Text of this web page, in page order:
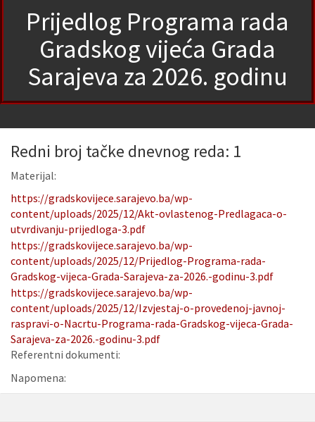
Prijedlog Programa rada
Gradskog vijeća Grada
Sarajeva za 2026. godinu
Redni broj tačke dnevnog reda: 1
Materijal:
https://gradskovijece.sarajevo.ba/wp-
content/uploads/2025/12/Akt-ovlastenog-Predlagaca-o-
utvrdivanju-prijedloga-3.pdf
https://gradskovijece.sarajevo.ba/wp-
content/uploads/2025/12/Prijedlog-Programa-rada-
Gradskog-vijeca-Grada-Sarajeva-za-2026.-godinu-3.pdf
https://gradskovijece.sarajevo.ba/wp-
content/uploads/2025/12/Izvjestaj-o-provedenoj-javnoj-
raspravi-o-Nacrtu-Programa-rada-Gradskog-vijeca-Grada-
Sarajeva-za-2026.-godinu-3.pdf
Referentni dokumenti:
Napomena: